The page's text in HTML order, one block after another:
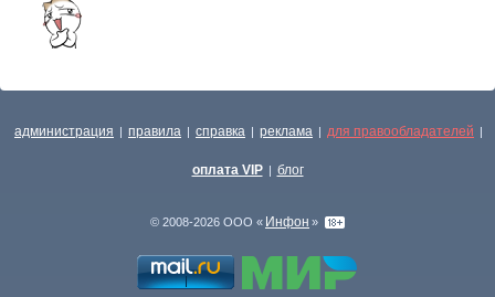
администрация | правила | справка | реклама | для правообладателей |
оплата VIP | блог
© 2008-2026 ООО « Инфон »